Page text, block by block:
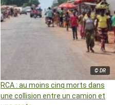
© DR
RCA : au moins cinq morts dans
une collision entre un camion et